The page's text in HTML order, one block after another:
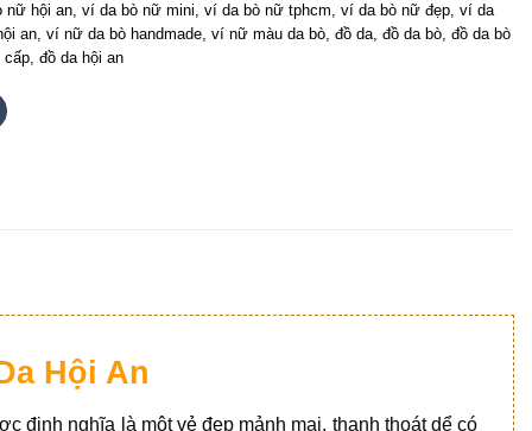
nữ hội an, ví da bò nữ mini, ví da bò nữ tphcm, ví da bò nữ đẹp, ví da
an, ví nữ da bò handmade, ví nữ màu da bò, đồ da, đồ da bò, đồ da bò
cấp, đồ da hội an
Hội An
định nghĩa là một vẻ đẹp mảnh mai, thanh thoát dể có